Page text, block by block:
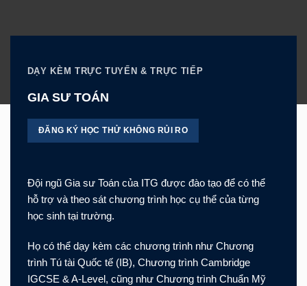
DẠY KÈM TRỰC TUYẾN & TRỰC TIẾP
GIA SƯ TOÁN
ĐĂNG KÝ HỌC THỬ KHÔNG RỦI RO
Đội ngũ Gia sư Toán của ITG được đào tạo để có thể
hỗ trợ và theo sát chương trình học cụ thể của từng
học sinh tại trường.
Họ có thể dạy kèm các chương trình như Chương
trình Tú tài Quốc tế (IB), Chương trình Cambridge
IGCSE & A-Level, cũng như Chương trình Chuẩn Mỹ